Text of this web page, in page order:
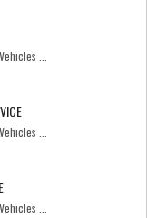
...
...
...